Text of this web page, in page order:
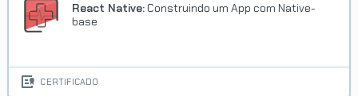
React Native: Construindo um App com Native-
base
CERTIFICADO